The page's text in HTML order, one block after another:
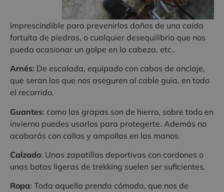
imprescindible para prevenirlos daños de una caída
fortuita de piedras, o cualquier desequilibrio que nos
pueda ocasionar un golpe en la cabeza, etc..
Arnés: De escalada, equipado con cabos de anclaje,
que seran los que nos aseguren al cable guia, en todo
el recorrido.
Guantes: como las grapas son de hierro, sobre todo en
invierno puedes usarlos para protegerte. Además no
acabarás con callos y ampollas en las manos.
Calzado: Unas zapatillas deportivas con cordones o
unas botas ligeras de trekking suelen ser suficientes.
Ropa: Toda aquella prenda cómoda, que nos de